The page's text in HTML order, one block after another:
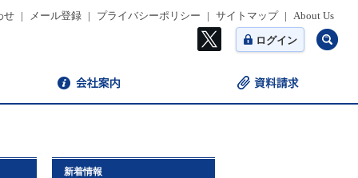
せ | メール登録 | プライバシーポリシー | サイトマップ | About Us
ログイン
新着情報